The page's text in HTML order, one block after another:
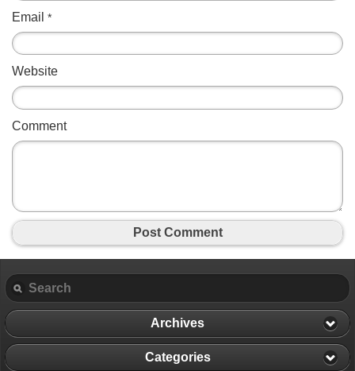
Email *
Website
Comment
Post Comment
Archives
Categories